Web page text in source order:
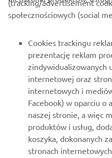
O FIRMIE
WIĘCEJ YAMAHA
WSPARCIE
NEWSLETTER
Bądź na bieżąco z
(tracking/advertisement
społecznościowych (social
Cookies trackingu
prezentację reklam
zindywidualizowanych
internetowej oraz
internetowych i
Facebook) w oparciu o
naszej stronie, a więc
produktów i usług,
koszyka, dokonanych
stronach